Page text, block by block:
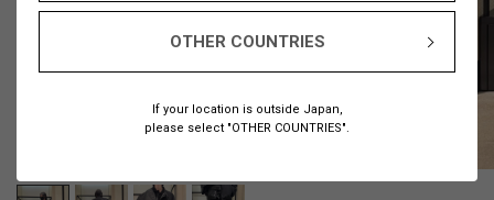
OTHER COUNTRIES
If your location is outside Japan,
please select "OTHER COUNTRIES".